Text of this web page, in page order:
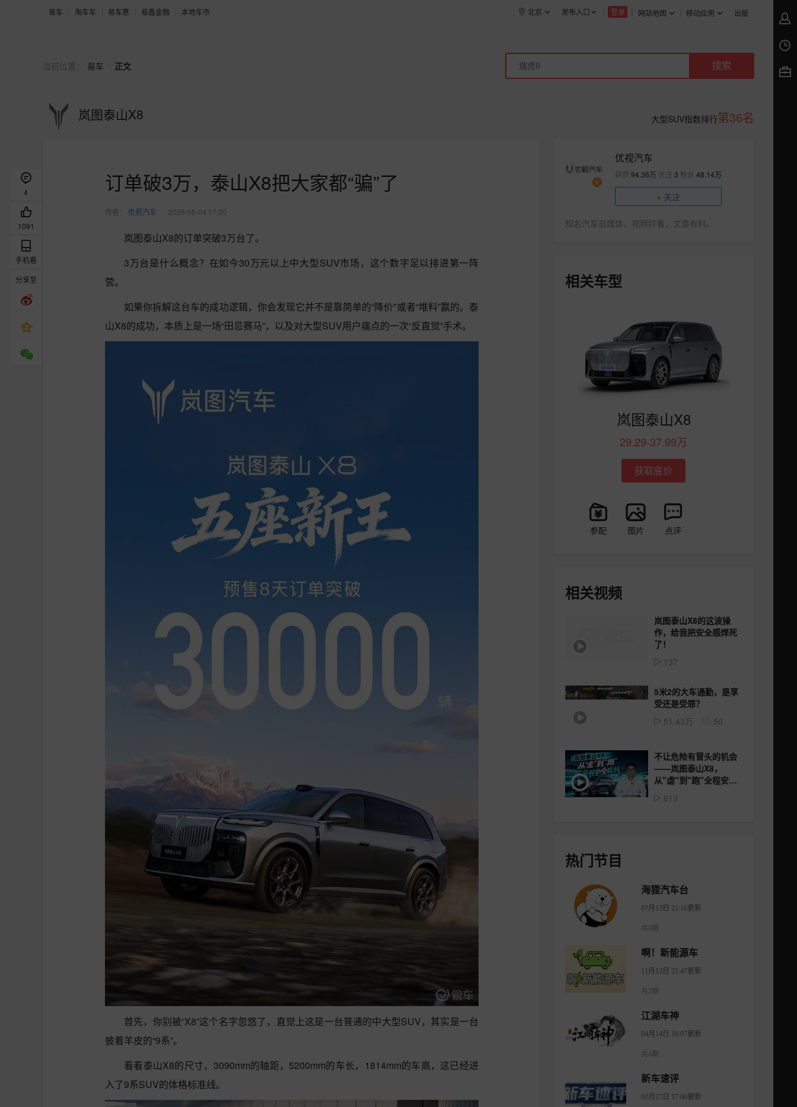
易车 淘车车 易车惠 易鑫金融 本地车市 网站地图 移动应用 出版
登录
发布入口
北京
当前位置： 易车 正文
岚图泰山X8 大型SUV指数排行第36名
4
1091
手机看
分享至
订单破3万，泰山X8把大家都“骗”了
作者： 优视汽车 2026-05-04 17:20
岚图泰山X8的订单突破3万台了。
3万台是什么概念？在如今30万元以上中大型SUV市场，这个数字足以排进第一阵
营。
如果你拆解这台车的成功逻辑，你会发现它并不是靠简单的“降价”或者“堆料”赢的。泰
山X8的成功，本质上是一场“田忌赛马”，以及对大型SUV用户痛点的一次“反直觉”手术。
首先，你别被“X8”这个名字忽悠了，直觉上这是一台普通的中大型SUV，其实是一台
披着羊皮的“9系”。
看看泰山X8的尺寸，3090mm的轴距，5200mm的车长，1814mm的车高，这已经进
入了9系SUV的体格标准线。
优视汽车
获赞 94.36万 关注 3 粉丝 48.14万
+ 关注
知名汽车自媒体，视频好看，文章有料。
相关车型
岚图泰山X8
29.29-37.99万
获取底价
参配 图片 点评
相关视频
岚图泰山X8的这波操
作，给我把安全感焊死
了！
137
5米2的大车通勤，是享
受还是受罪？
51.43万
56
不让危险有冒头的机会
——岚图泰山X8，
从"虐"到"跑"全程安全
在线613
热门节目
海狸汽车台
07月13日 21:16更新
共9期
啊！新能源车
11月13日 21:47更新
共2期
江湖车神
04月14日 16:07更新
共4期
新车速评
02月27日 17:00更新